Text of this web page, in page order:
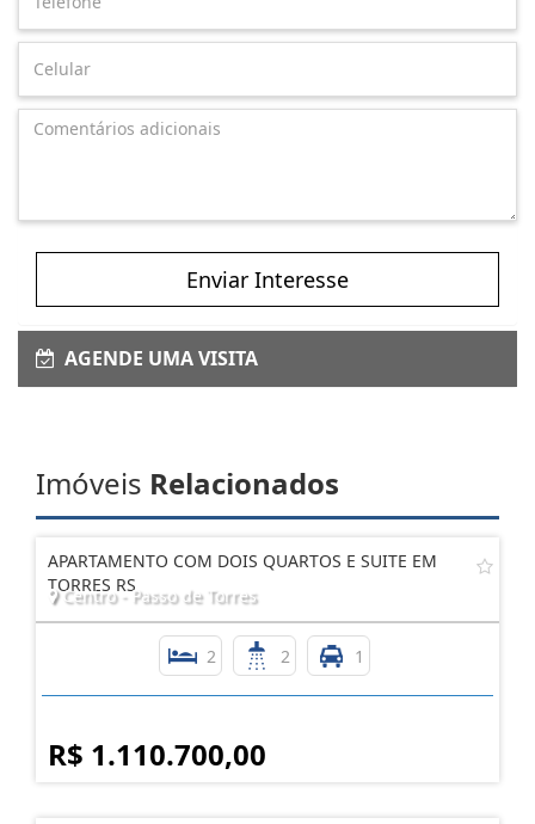
Enviar Interesse
AGENDE UMA VISITA
Imóveis Relacionados
APARTAMENTO COM DOIS QUARTOS E SUITE EM
TORRES RS
Centro - Passo de Torres
2 2 1
R$ 1.110.700,00